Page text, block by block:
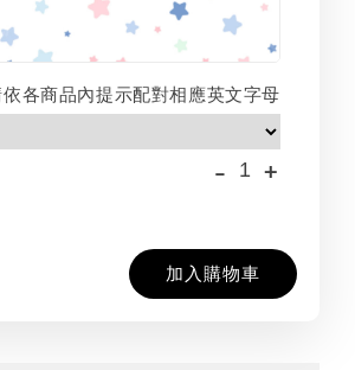
各商品內提示配對相應英文字母
- +
加入購物車